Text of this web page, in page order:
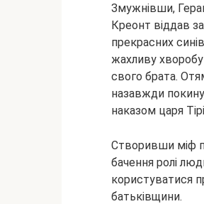
Змужнівши,
Креонт віддав
прекрасних
жахливу хворобу
свого брата.
назавжди
наказом царя
Створивши міф
бачення ролі
користуватися
батьківщини.